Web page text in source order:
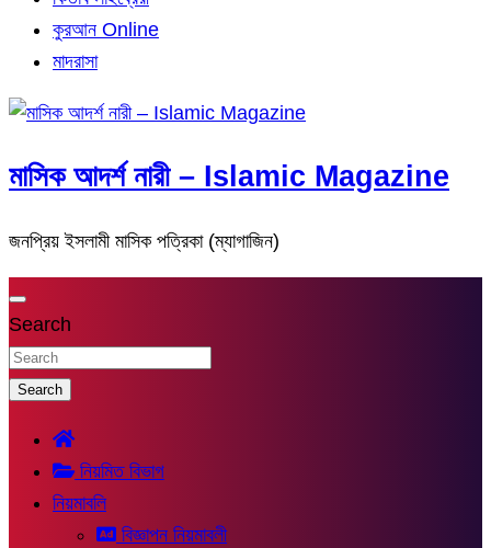
কুরআন Online
মাদরাসা
মাসিক আদর্শ নারী – Islamic Magazine
জনপ্রিয় ইসলামী মাসিক পত্রিকা (ম্যাগাজিন)
Search
Search
নিয়মিত বিভাগ
নিয়মাবলি
বিজ্ঞাপন নিয়মাবলী